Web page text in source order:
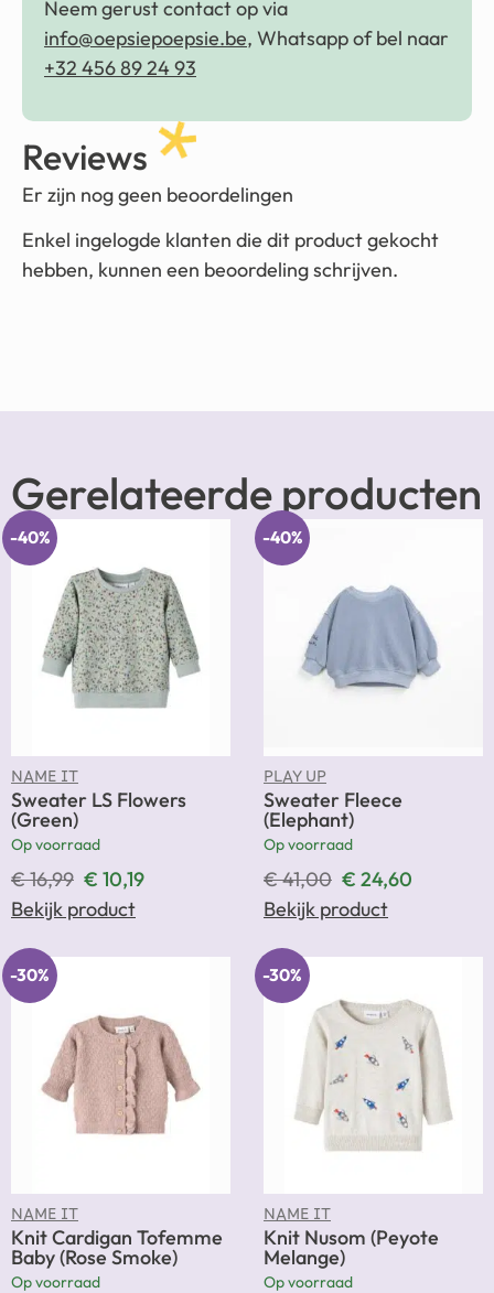
Neem gerust contact op via
info@oepsiepoepsie.be, Whatsapp of bel naar
+32 456 89 24 93
Reviews
Er zijn nog geen beoordelingen
Enkel ingelogde klanten die dit product gekocht
hebben, kunnen een beoordeling schrijven.
Gerelateerde producten
-40%
NAME IT
Sweater LS Flowers
(Green)
Op voorraad
€16,99 € 10,19
Bekijk product
-40%
PLAY UP
Sweater Fleece
(Elephant)
Op voorraad
€41,00 € 24,60
Bekijk product
-30%
NAME IT
Knit Cardigan Tofemme
Baby (Rose Smoke)
Op voorraad
-30%
NAME IT
Knit Nusom (Peyote
Melange)
Op voorraad